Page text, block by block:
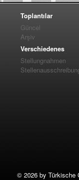
Toplantılar
Güncel
Arşiv
Verschiedenes
Stellungnahmen
© 2026 by Türkische